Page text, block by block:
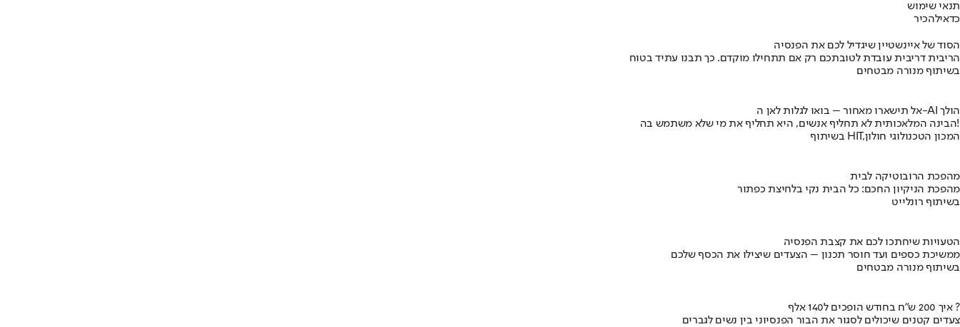
תנאי שימוש
כדאילהכיר
הסוד של איינשטיין שיגדיל לכם את הפנסיה
הריבית דריבית עובדת לטובתכם רק אם תתחילו מוקדם. כך תבנו עתיד בטוח
בשיתוף מנורה מבטחים
אל תישארו מאחור – בואו לגלות לאן ה-AI הולך
הבינה המלאכותית לא תחליף אנשים, היא תחליף את מי שלא משתמש בה!
בשיתוף HIT,המכון הטכנולוגי חולון
מהפכת הרובוטיקה לבית
מהפכת הניקיון החכם: כל הבית נקי בלחיצת כפתור
בשיתוף רונלייט
הטעויות שיחתכו לכם את קצבת הפנסיה
ממשיכת כספים ועד חוסר תכנון – הצעדים שיצילו את הכסף שלכם
בשיתוף מנורה מבטחים
איך 200 ש"ח בחודש הופכים ל140 אלף ?
צעדים קטנים שיכולים לסגור את הבור הפנסיוני בין נשים לגברים